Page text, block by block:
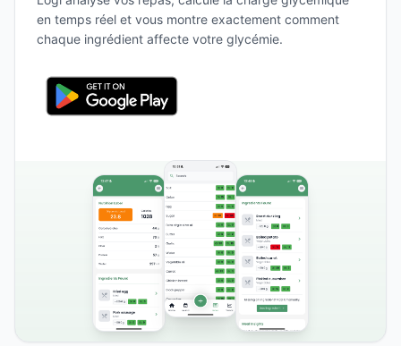
en temps réel et vous montre exactement comment
chaque ingrédient affecte votre glycémie.